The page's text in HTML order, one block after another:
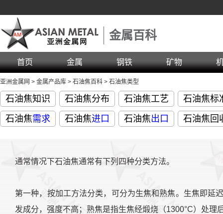
金属百科
首页 金属 钢铁 矿物
亚洲金属网 > 金属产品库 > 石油焦百科 > 石油焦类型
石油焦知识 石油焦分布 石油焦工艺
石油焦标
石油焦需求 石油焦进口 石油焦出口 石油焦回
通常情况下石油焦通常有下列四种分类方法。
第一种，按加工方法分类，可分为生焦和熟焦。生焦即延
发成分，强度不高；熟焦是指生焦经煅烧（1300°C）处理